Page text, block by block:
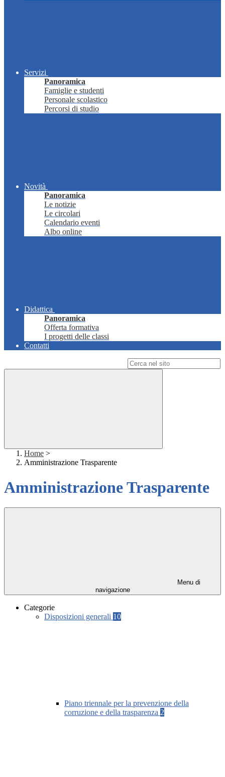
Servizi
Panoramica
Famiglie e studenti
Personale scolastico
Percorsi di studio
Novità
Panoramica
Le notizie
Le circolari
Calendario eventi
Albo online
Didattica
Panoramica
Offerta formativa
I progetti delle classi
Contatti
Home >
Amministrazione Trasparente
Amministrazione Trasparente
Menu di
navigazione
Categorie
Disposizioni generali 10
Piano triennale per la prevenzione della
corruzione e della trasparenza 2